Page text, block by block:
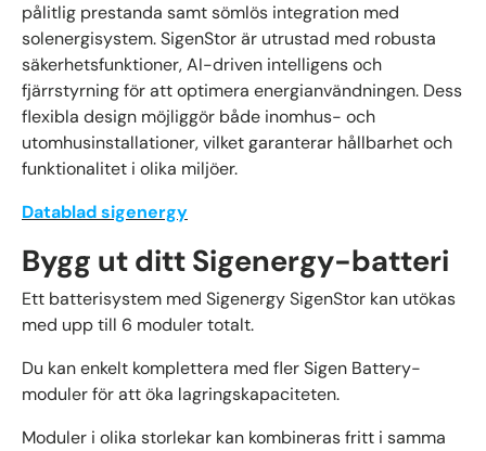
pålitlig prestanda samt sömlös integration med
solenergisystem. SigenStor är utrustad med robusta
säkerhetsfunktioner, AI-driven intelligens och
fjärrstyrning för att optimera energianvändningen. Dess
flexibla design möjliggör både inomhus- och
utomhusinstallationer, vilket garanterar hållbarhet och
funktionalitet i olika miljöer.
Datablad sigenergy
Bygg ut ditt Sigenergy-batteri
Ett batterisystem med Sigenergy SigenStor kan utökas
med upp till 6 moduler totalt.
Du kan enkelt komplettera med fler Sigen Battery-
moduler för att öka lagringskapaciteten.
Moduler i olika storlekar kan kombineras fritt i samma